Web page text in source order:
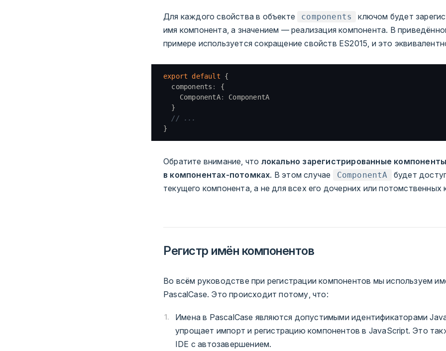
Для каждого свойства в объекте components
ключом будет
имя компонента, а значением — реализация компонента. В
примере используется сокращение свойств ES2015, и это
export default {
  components
:
{
    ComponentA
:
ComponentA
  }
  // ...
}
Обратите внимание, что локально зарегистрированные
в компонентах-потомках. В этом случае ComponentA
будет
текущего компонента, а не для всех его дочерних или потомственных
Регистр имён компонентов
Во всём руководстве при регистрации компонентов мы используем
PascalCase. Это происходит потому, что:
Имена в PascalCase являются допустимыми идентификаторами
упрощает импорт и регистрацию компонентов в JavaScript. Это
IDE с автозавершением.